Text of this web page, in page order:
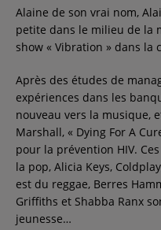
Alaine de son vrai nom,
petite dans le milieu de la
show « Vibration » dans la
Après des études de
expériences dans les
nouveau vers la musique,
Marshall, « Dying For A
pour la prévention HIV.
la pop, Alicia Keys,
est du reggae, Berres
Griffiths et Shabba Ranx
jeunesse…